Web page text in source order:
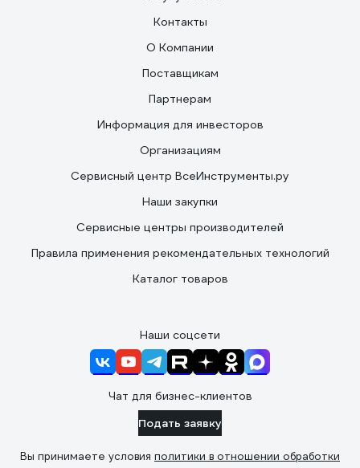
Контакты
О Компании
Поставщикам
Партнерам
Информация для инвесторов
Организациям
Сервисный центр ВсеИнструменты.ру
Наши закупки
Сервисные центры производителей
Правила применения рекомендательных технологий
Каталог товаров
Наши соцсети
Чат для бизнес-клиентов
Подать заявку
Вы принимаете условия политики в отношении обработки